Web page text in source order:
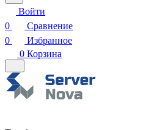
Войти
0
Сравнение
0
Избранное
0 Корзина